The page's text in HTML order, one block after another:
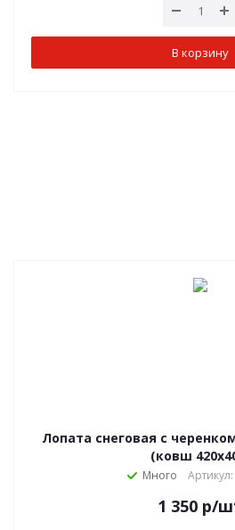
В корзину
Лопата снеговая с
(ковш
Много
1 350 р/